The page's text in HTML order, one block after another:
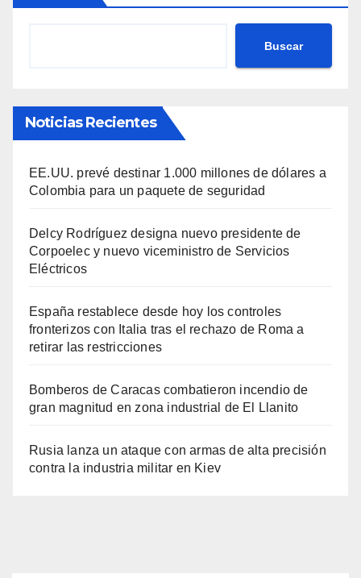
Buscar
Noticias Recientes
EE.UU. prevé destinar 1.000 millones de dólares a
Colombia para un paquete de seguridad
Delcy Rodríguez designa nuevo presidente de
Corpoelec y nuevo viceministro de Servicios
Eléctricos
España restablece desde hoy los controles
fronterizos con Italia tras el rechazo de Roma a
retirar las restricciones
Bomberos de Caracas combatieron incendio de
gran magnitud en zona industrial de El Llanito
Rusia lanza un ataque con armas de alta precisión
contra la industria militar en Kiev